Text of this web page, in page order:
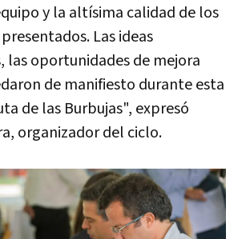
y la altísima calidad de los
presentados. Las ideas
las oportunidades de mejora
de manifiesto durante esta
de las Burbujas", expresó
organizador del ciclo.